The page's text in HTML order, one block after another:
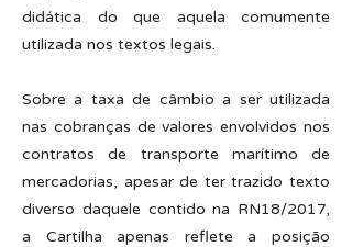
didática do que aquela comumente
utilizada nos textos legais.
Sobre a taxa de câmbio a ser utilizada
nas cobranças de valores envolvidos nos
contratos de transporte marítimo de
mercadorias, apesar de ter trazido texto
diverso daquele contido na RN18/2017,
a Cartilha apenas reflete a posição